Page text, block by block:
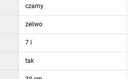
czarny
żeliwo
7 l
tak